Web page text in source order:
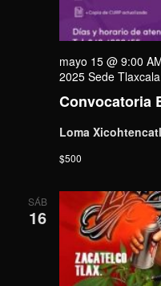
Convocatoria
mayo 15 @ 9:00
2025 Sede Tlaxcala
Loma
$500
SÁB
16